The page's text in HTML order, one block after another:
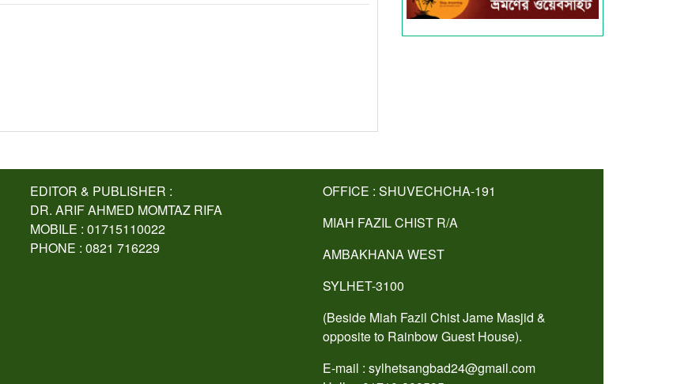
EDITOR & PUBLISHER :
DR. ARIF AHMED MOMTAZ RIFA
MOBILE : 01715110022
PHONE : 0821 716229
OFFICE : SHUVECHCHA-191
MIAH FAZIL CHIST R/A
AMBAKHANA WEST
SYLHET-3100
(Beside Miah Fazil Chist Jame Masjid &
opposite to Rainbow Guest House).
E-mail : sylhetsangbad24@gmail.com